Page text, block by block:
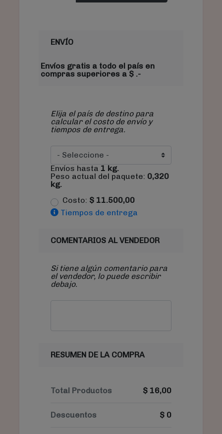
ENVÍO
Envíos gratis a todo el país en
compras superiores a $ .-
Elija el país de destino para
calcular el costo de envío y
tiempos de entrega.
Envíos hasta 1 kg.
Peso actual del paquete: 0,320
kg.
Costo: $ 11.500,00
Tiempos de entrega
COMENTARIOS AL VENDEDOR
Si tiene algún comentario para
el vendedor, lo puede escribir
debajo.
RESUMEN DE LA COMPRA
Total Productos $ 16,00
Descuentos $ 0